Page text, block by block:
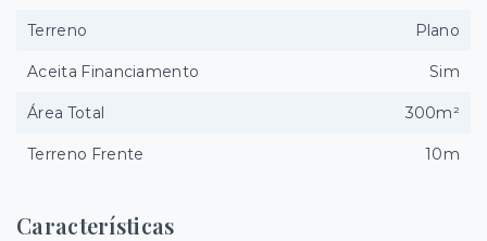
Características
Terreno Plano
Aceita Financiamento Sim
Área Total 300m²
Terreno Frente 10m